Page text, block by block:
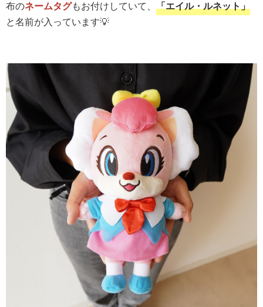
布のネームタグもお付けしていて、 「エイル・ルネット」
と名前が入っています💡